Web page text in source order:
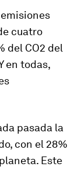
cuatro
del CO2 del
en todas,
pasada la
con el 28%
Este